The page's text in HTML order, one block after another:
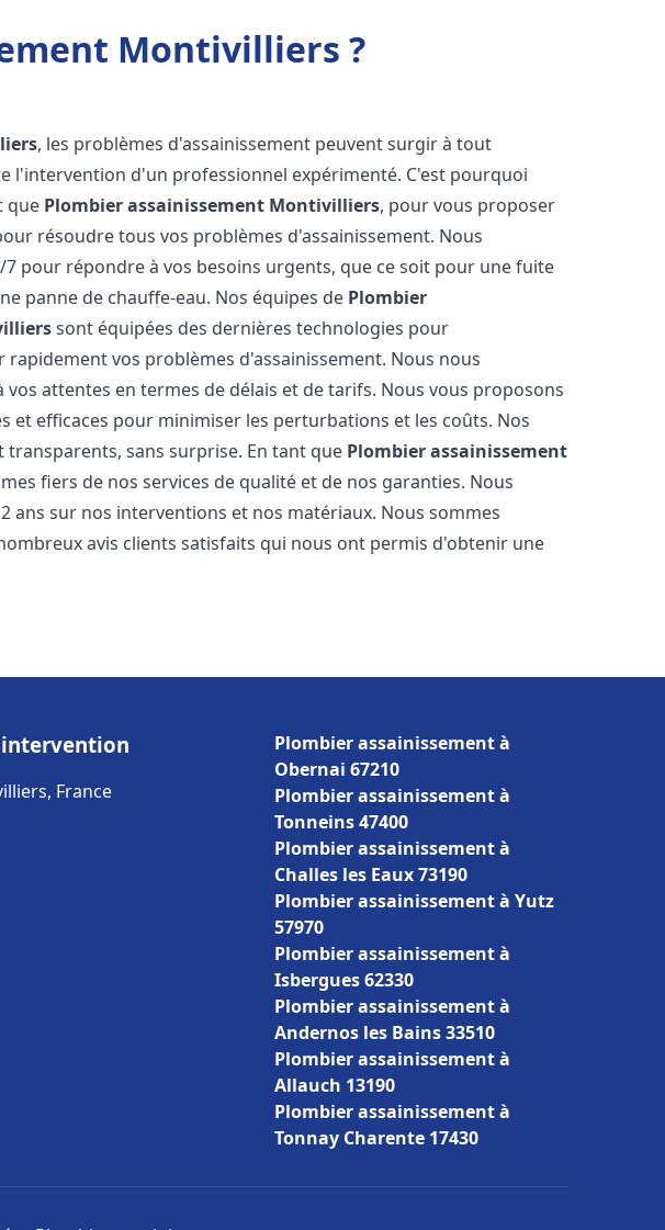
Montivilliers ?
, les problèmes d'assainissement peuvent surgir à tout
l'intervention d'un professionnel expérimenté. C'est pourquoi
que Plombier assainissement Montivilliers, pour vous proposer
résoudre tous vos problèmes d'assainissement. Nous
pour répondre à vos besoins urgents, que ce soit pour une fuite
panne de chauffe-eau. Nos équipes de Plombier
sont équipées des dernières technologies pour
vos problèmes d'assainissement. Nous nous
vos attentes en termes de délais et de tarifs. Nous vous proposons
et efficaces pour minimiser les perturbations et les coûts. Nos
sans surprise. En tant que Plombier assainissement
fiers de nos services de qualité et de nos garanties. Nous
ans sur nos interventions et nos matériaux. Nous sommes
avis clients satisfaits qui nous ont permis d'obtenir une
France
Plombier assainissement à
Obernai 67210
Plombier assainissement à
Tonneins 47400
Plombier assainissement à
Challes les Eaux 73190
Plombier assainissement à Yutz
57970
Plombier assainissement à
Isbergues 62330
Plombier assainissement à
Andernos les Bains 33510
Plombier assainissement à
Allauch 13190
Plombier assainissement à
Tonnay Charente 17430